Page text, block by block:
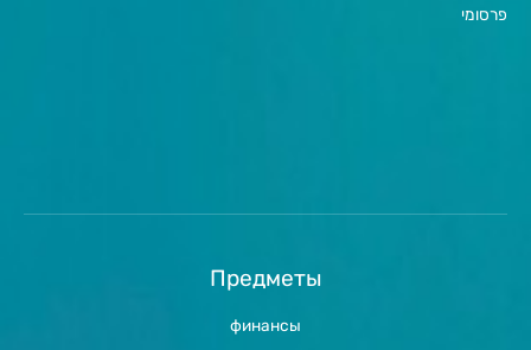
פרסומי
Предметы
финансы